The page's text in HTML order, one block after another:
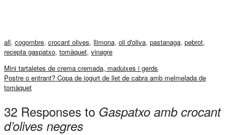
all, cogombre, crocant olives, llimona, oli d'oliva, pastanaga, pebrot,
recepta gaspatxo, tomàquet, vinagre
Mini tartaletes de crema cremada, maduixes i gerds
Postre o entrant? Copa de iogurt de llet de cabra amb melmelada de
tomàquet
32 Responses to Gaspatxo amb crocant
d’olives negres